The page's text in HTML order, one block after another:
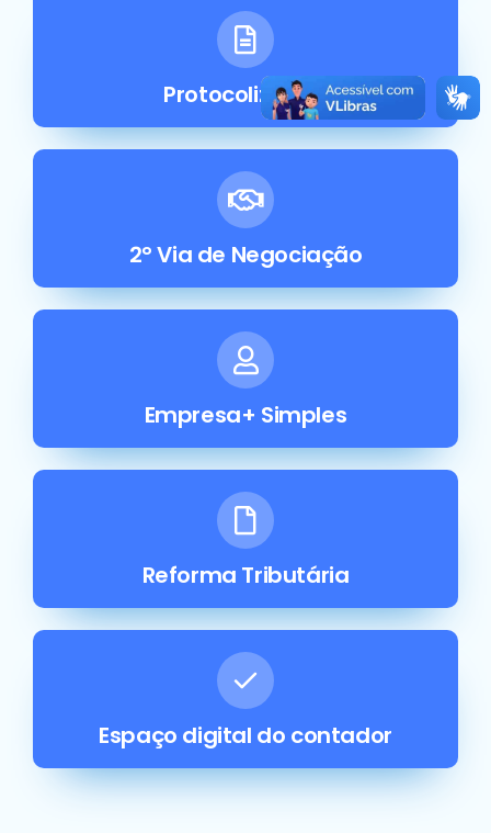
ProtocolizeSGA
2° Via de Negociação
Empresa+ Simples
Reforma Tributária
Espaço digital do contador